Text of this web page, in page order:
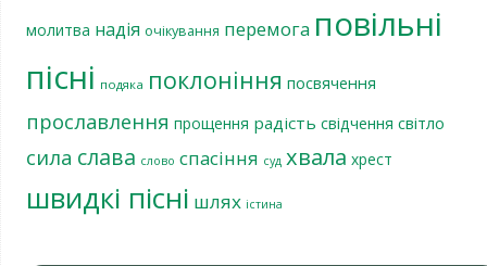
молитва надія очікування перемога повільні
пісні подяка поклоніння посвячення
прославлення прощення радість свідчення світло
сила слава слово спасіння суд хвала хрест
швидкі пісні шлях істина